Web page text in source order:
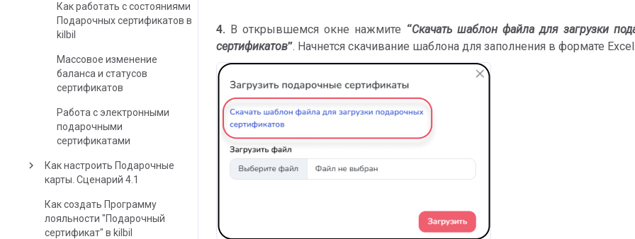
Как работать с состояниями
Подарочных сертификатов в
kilbil
Массовое изменение
баланса и статусов
сертификатов
Работа с электронными
подарочными
сертификатами
keyboard_arrow_right
Как настроить Подарочные
карты. Сценарий 4.1
Как создать Программу
лояльности "Подарочный
сертификат" в kilbil
4. В открывшемся окне нажмите “Скачать шаблон файла для загрузки
сертификатов”. Начнется скачивание шаблона для заполнения в формате Excel.